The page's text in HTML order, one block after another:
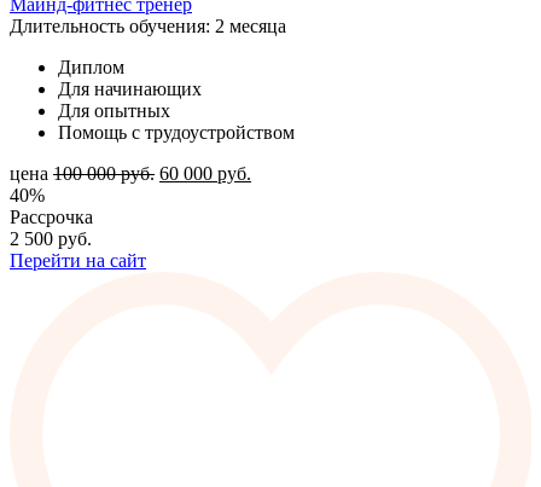
Майнд-фитнес тренер
Длительность обучения: 2 месяца
Диплом
Для начинающих
Для опытных
Помощь с трудоустройством
цена 100 000руб. 60 000 руб.
40%
Рассрочка
2 500 руб.
Перейти на сайт